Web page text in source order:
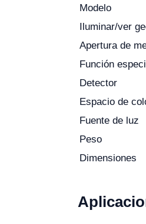
Modelo
Iluminar/ver
Apertura de
Función
Detector
Espacio de
Fuente de luz
Peso
Dimensiones